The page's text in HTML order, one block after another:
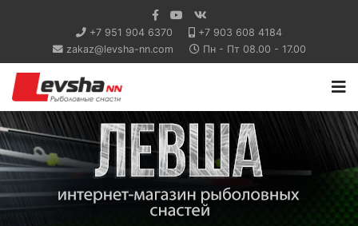
+7 951 904 6370
+7 903 608 4184
zakaz@levsha-nn.com
Пн - Пт 08.00 - 17.00